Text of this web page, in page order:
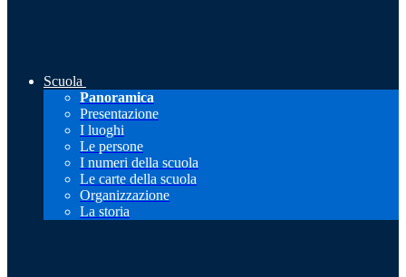
Scuola
Panoramica
Presentazione
I luoghi
Le persone
I numeri della scuola
Le carte della scuola
Organizzazione
La storia